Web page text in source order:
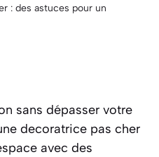
: des astuces pour un
sans dépasser votre
decoratrice pas cher
avec des